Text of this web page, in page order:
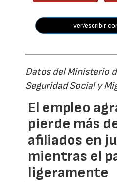
ver/escribir
Datos del Ministerio
Seguridad Social y
El empleo
pierde más
afiliados en
mientras el
ligeramente